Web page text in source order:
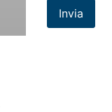
Invia